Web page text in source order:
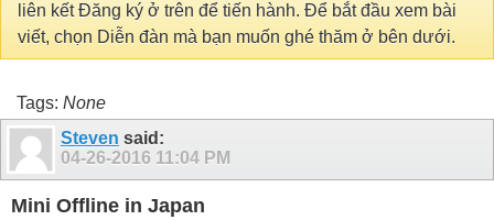
liên kết Đăng ký ở trên để tiến hành. Để bắt đầu xem bài
viết, chọn Diễn đàn mà bạn muốn ghé thăm ở bên dưới.
Tags: None
Steven said:
04-26-2016 11:04 PM
Mini Offline in Japan